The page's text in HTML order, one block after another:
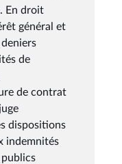
En droit
général et
de
de contrat
dispositions
indemnités
publics